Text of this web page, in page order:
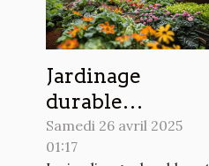
Jardinage
durable
pratiques pour
un extérieur
Samedi 26 avril 2025
01:17